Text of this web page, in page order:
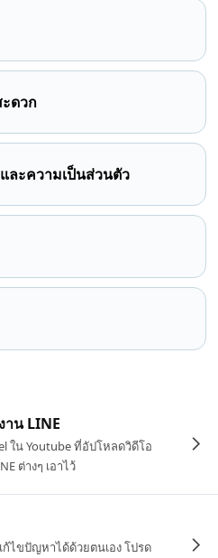
ดวก
ละความเป็นส่วนตัว
น LINE
ใน Youtube ที่อัปโหลดวิดีโอ
ต่างๆ เอาไว้
ไขปัญหาได้ด้วยตนเอง โปรด